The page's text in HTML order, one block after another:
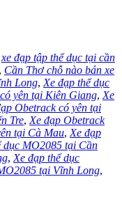
xe đạp tập thể dục tại cần
Cần Thơ chỗ nào bán xe
Long, Xe đạp thể dục
yên tại Kiên Giang, Xe
Obetrack có yên tại
Tre, Xe đạp Obetrack
tại Cà Mau, Xe đạp
dục MO2085 tại Cần
, Xe đạp thể dục
tại Vĩnh Long,